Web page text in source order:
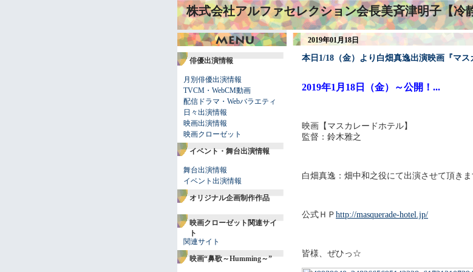
株式会社アルファセレクション会長美斉津明子【冷
俳優出演情報
月別俳優出演情報
TVCM・WebCM動画
配信ドラマ・Webバラエティ
日々出演情報
映画出演情報
映画クローゼット
イベント・舞台出演情報
舞台出演情報
イベント出演情報
オリジナル企画制作作品
映画クローゼット関連サイ
ト
関連サイト
映画“鼻歌～Humming～”
2019年01月18日
本日1/18（金）より白畑真逸出演映画『マス
2019年1月18日（金）～公開！ ...
映画【マスカレードホテル】
監督：鈴木雅之
白畑真逸：畑中和之役にて出演させて頂きま
公式ＨＰ http://masquerade-hotel.jp/
皆様、ぜひっ☆